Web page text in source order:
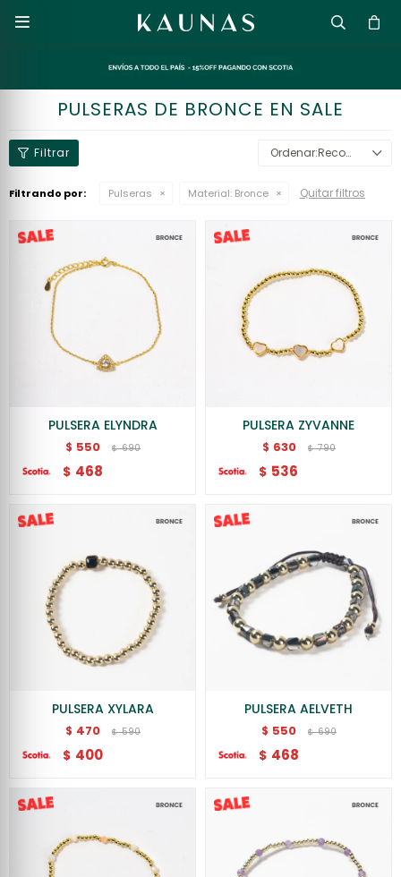

PULSERAS DE BRONCE EN SALE
Recomendados
Filtrando por: Pulseras Material: Bronce Quitar filtros
PULSERA ELYNDRA
$ 550 $ 690
$ 468
PULSERA ZYVANNE
$ 630 $ 790
$ 536
PULSERA XYLARA
$ 470 $ 590
$ 400
PULSERA AELVETH
$ 550 $ 690
$ 468